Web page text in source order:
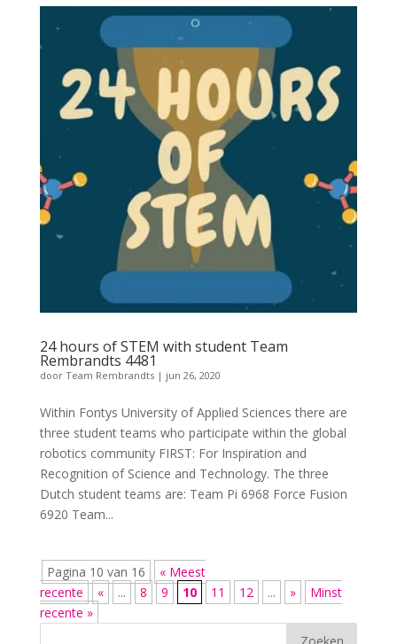
24 hours of STEM with student Team
Rembrandts 4481
door Team Rembrandts| jun 26, 2020
Within Fontys University of Applied Sciences there are
three student teams who participate within the global
robotics community FIRST: For Inspiration and
Recognition of Science and Technology. The three
Dutch student teams are: Team Pi 6968 Force Fusion
6920 Team...
Pagina 10 van 16
« Meest
recente
« ... 8 9 10 11 12 ... »
Minst
recente »